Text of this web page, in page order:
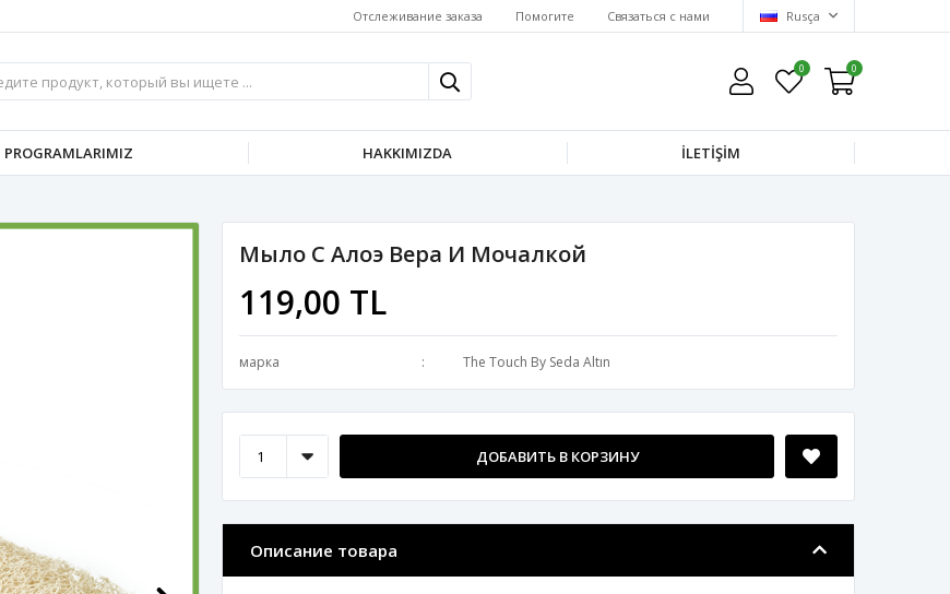
Отслеживание заказа Помогите Связаться с нами Rusça
0 0
PROGRAMLARIMIZ HAKKIMIZDA İLETİŞİM
Мыло С Алоэ Вера И Мочалкой
119,00 TL
марка The Touch By Seda Altın
ДОБАВИТЬ В КОРЗИНУ
Описание товара